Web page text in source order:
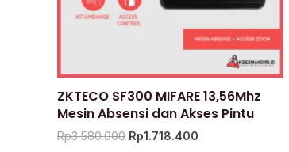
ZKTECO SF300 MIFARE 13,56Mhz
Mesin Absensi dan Akses Pintu
Rp3.580.000 Rp1.718.400